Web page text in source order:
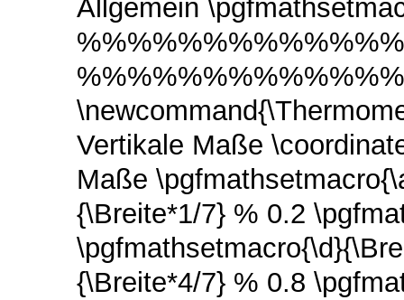
Allgemein
Vertikale Maße
Maße
{\Breite*1/7} % 0.2
{\Breite*4/7} % 0.8